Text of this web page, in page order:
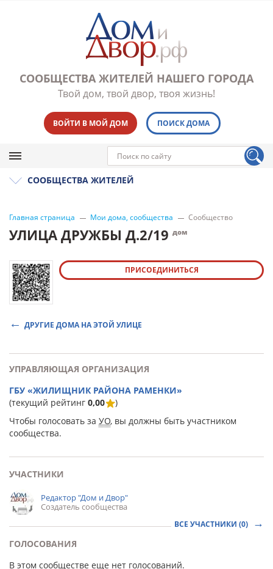
СООБЩЕСТВА ЖИТЕЛЕЙ НАШЕГО ГОРОДА
Твой дом, твой двор, твоя жизнь!
ВОЙТИ В МОЙ ДОМ ПОИСК ДОМА
СООБЩЕСТВА ЖИТЕЛЕЙ
Главная страница Мои дома, сообщества Сообщество
УЛИЦА ДРУЖБЫ Д.2/19 дом
ПРИСОЕДИНИТЬСЯ
ДРУГИЕ ДОМА НА ЭТОЙ УЛИЦЕ
УПРАВЛЯЮЩАЯ ОРГАНИЗАЦИЯ
ГБУ «ЖИЛИЩНИК РАЙОНА РАМЕНКИ»
(текущий рейтинг 0,00
)
Чтобы голосовать за УО, вы должны быть участником
сообщества.
УЧАСТНИКИ
Редактор "Дом и Двор"
Создатель сообщества
ВСЕ УЧАСТНИКИ (0)
ГОЛОСОВАНИЯ
В этом сообществе еще нет голосований.